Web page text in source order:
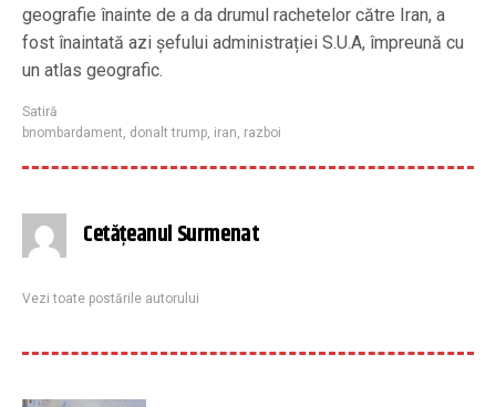
geografie înainte de a da drumul rachetelor către Iran, a
fost înaintată azi șefului administrației S.U.A, împreună cu
un atlas geografic.
Satiră
bnombardament, donalt trump, iran, razboi
Cetățeanul Surmenat
Vezi toate postările autorului